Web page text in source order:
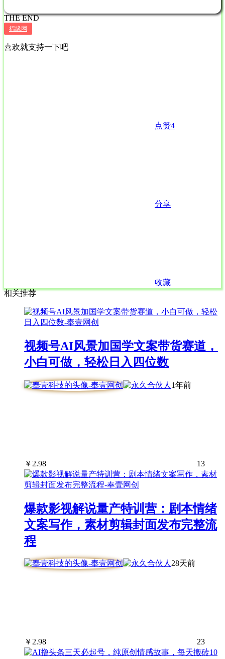
THE END
福缘网
喜欢就支持一下吧
点赞4
分享
收藏
相关推荐
视频号AI风景加国学文案带货赛道，
小白可做，轻松日入四位数
1年前
￥ 2.98 13
爆款影视解说量产特训营：剧本情绪
文案写作，素材剪辑封面发布完整流
程
28天前
￥2.98 23